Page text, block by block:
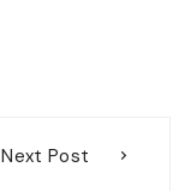
Next Post